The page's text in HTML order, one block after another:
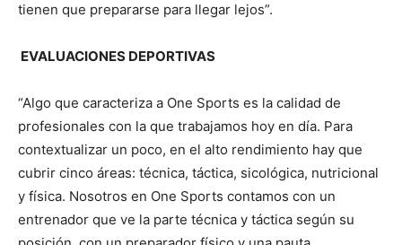
tienen que prepararse para llegar lejos”.
EVALUACIONES DEPORTIVAS
“Algo que caracteriza a One Sports es la calidad de
profesionales con la que trabajamos hoy en día. Para
contextualizar un poco, en el alto rendimiento hay que
cubrir cinco áreas: técnica, táctica, sicológica, nutricional
y física. Nosotros en One Sports contamos con un
entrenador que ve la parte técnica y táctica según su